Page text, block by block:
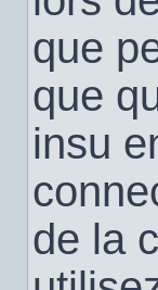
que
que
insu
de la